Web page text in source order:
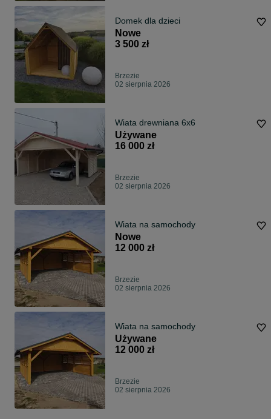
Domek dla dzieci
Nowe
3 500 zł
Brzezie
02 sierpnia 2026
Wiata drewniana 6x6
Używane
16 000 zł
Brzezie
02 sierpnia 2026
Wiata na samochody
Nowe
12 000 zł
Brzezie
02 sierpnia 2026
Wiata na samochody
Używane
12 000 zł
Brzezie
02 sierpnia 2026